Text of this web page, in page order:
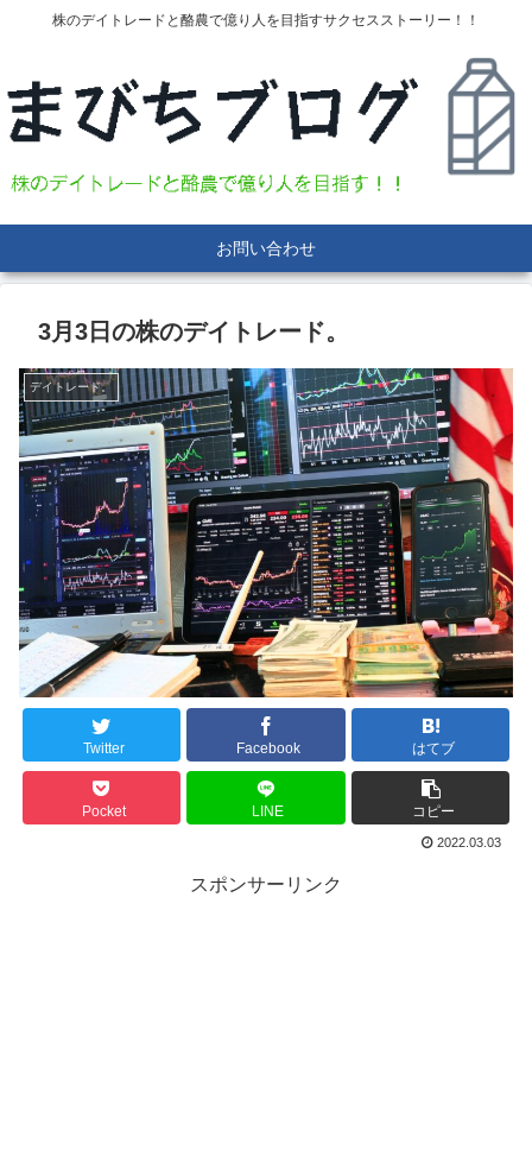
株のデイトレードと酪農で億り人を目指すサクセスストーリー！！
お問い合わせ
3月3日の株のデイトレード。
デイトレード。
Twitter Facebook はてブ
Pocket LINE コピー
2022.03.03
スポンサーリンク